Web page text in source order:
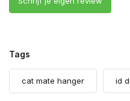
Tags
cat mate hanger id